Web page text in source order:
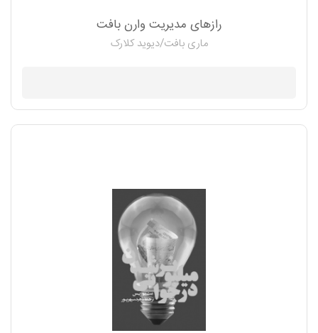
رازهای مدیریت وارن بافت
ماری بافت/دیوید کلارک